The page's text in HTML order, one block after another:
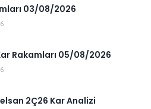
03/08/2026
Rakamları 05/08/2026
2Ç26 Kar Analizi